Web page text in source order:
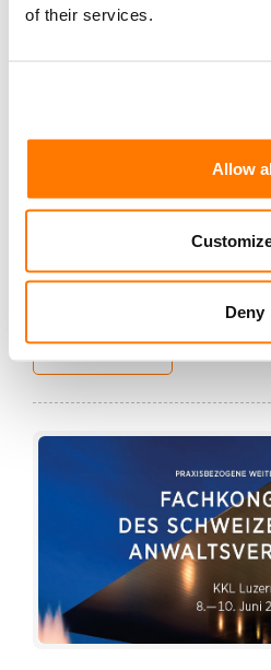
of their services.
Allow
Deny
Digitalisierung der Schweizer
dieser Initiative entstand
«Justitia.Swiss» und der
Gesetzesgrundlage mit
«Bundesgesetz...
weiterlesen